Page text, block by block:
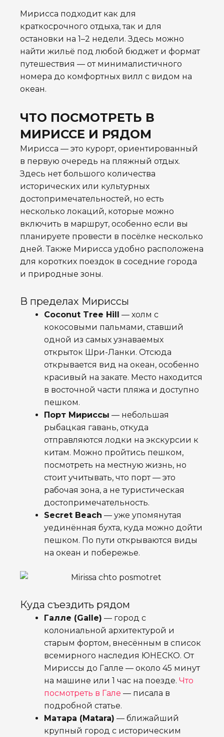
Мирисса подходит как для
краткосрочного отдыха, так и для
остановки на 1–2 недели. Здесь можно
найти жильё под любой бюджет и формат
путешествия — от минималистичного
номера до комфортных вилл с видом на
океан.
ЧТО ПОСМОТРЕТЬ В
МИРИССЕ И РЯДОМ
Мирисса — это курорт, ориентированный
в первую очередь на пляжный отдых.
Здесь нет большого количества
исторических или культурных
достопримечательностей, но есть
несколько локаций, которые можно
включить в маршрут, особенно если вы
планируете провести в посёлке несколько
дней. Также Мирисса удобно расположена
для коротких поездок в соседние города
и природные зоны.
В пределах Мириссы
Coconut Tree Hill — холм с
кокосовыми пальмами, ставший
одной из самых узнаваемых
открыток Шри-Ланки. Отсюда
открывается вид на океан, особенно
красивый на закате. Место находится
в восточной части пляжа и доступно
пешком.
Порт Мириссы — небольшая
рыбацкая гавань, откуда
отправляются лодки на экскурсии к
китам. Можно пройтись пешком,
посмотреть на местную жизнь, но
стоит учитывать, что порт — это
рабочая зона, а не туристическая
достопримечательность.
Secret Beach — уже упомянутая
уединённая бухта, куда можно дойти
пешком. По пути открываются виды
на океан и побережье.
Куда съездить рядом
Галле (Galle) — город с
колониальной архитектурой и
старым фортом, внесённым в список
всемирного наследия ЮНЕСКО. От
Мириссы до Галле — около 45 минут
на машине или 1 час на поезде. Что
посмотреть в Гале — писала в
подробной статье.
Матара (Matara) — ближайший
крупный город с историческим